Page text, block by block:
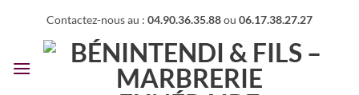
contenu
Contactez-nous au : 04.90.36.35.88ou 06.17.38.27.27